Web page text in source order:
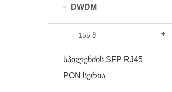
DWDM
155 მ
სპილენძის SFP RJ45
PON სერია